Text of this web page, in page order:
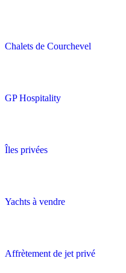
Chalets de Courchevel
GP Hospitality
Îles privées
Yachts à vendre
Affrètement de jet privé